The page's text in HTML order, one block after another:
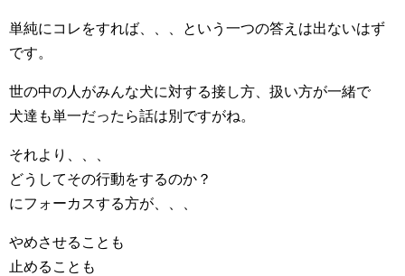
単純にコレをすれば、、、という一つの答えは出ないはず
です。
世の中の人がみんな犬に対する接し方、扱い方が一緒で
犬達も単一だったら話は別ですがね。
それより、、、
どうしてその行動をするのか？
にフォーカスする方が、、、
やめさせることも
止めることも